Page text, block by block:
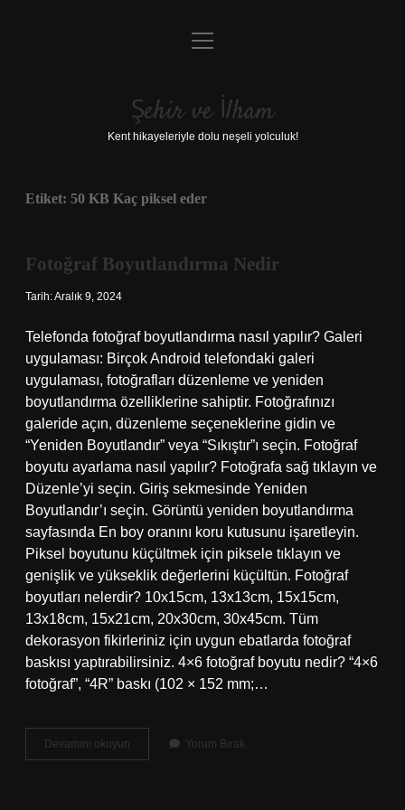
Anasayfa
Yasal Uyarı
menüyü
Şehir ve İlham
Kent hikayeleriyle dolu neşeli yolculuk!
Etiket: 50 KB Kaç piksel eder
Fotoğraf Boyutlandırma Nedir
Tarih: Aralık 9, 2024
Telefonda fotoğraf boyutlandırma nasıl yapılır? Galeri
uygulaması: Birçok Android telefondaki galeri
uygulaması, fotoğrafları düzenleme ve yeniden
boyutlandırma özelliklerine sahiptir. Fotoğrafınızı
galeride açın, düzenleme seçeneklerine gidin ve
“Yeniden Boyutlandır” veya “Sıkıştır”ı seçin. Fotoğraf
boyutu ayarlama nasıl yapılır? Fotoğrafa sağ tıklayın ve
Düzenle’yi seçin. Giriş sekmesinde Yeniden
Boyutlandır’ı seçin. Görüntü yeniden boyutlandırma
sayfasında En boy oranını koru kutusunu işaretleyin.
Piksel boyutunu küçültmek için piksele tıklayın ve
genişlik ve yükseklik değerlerini küçültün. Fotoğraf
boyutları nelerdir? 10x15cm, 13x13cm, 15x15cm,
13x18cm, 15x21cm, 20x30cm, 30x45cm. Tüm
dekorasyon fikirleriniz için uygun ebatlarda fotoğraf
baskısı yaptırabilirsiniz. 4×6 fotoğraf boyutu nedir? “4×6
fotoğraf”, “4R” baskı (102 × 152 mm;…
Devamını okuyun Fotoğraf
Boyutlandırma
Yorum Bırak